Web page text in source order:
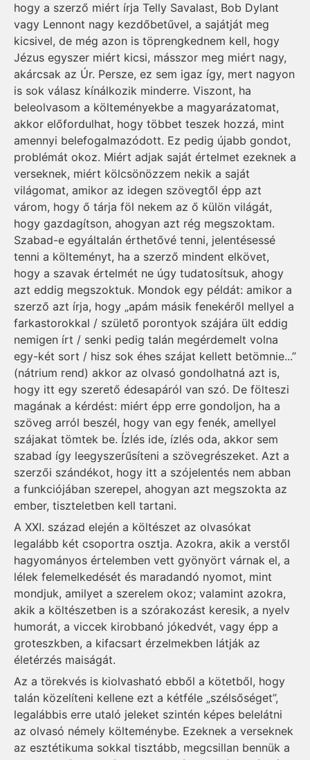
hogy a szerző miért írja Telly Savalast, Bob Dylant
vagy Lennont nagy kezdőbetűvel, a sajátját meg
kicsivel, de még azon is töprengkednem kell, hogy
Jézus egyszer miért kicsi, másszor meg miért nagy,
akárcsak az Úr. Persze, ez sem igaz így, mert nagyon
is sok válasz kínálkozik minderre. Viszont, ha
beleolvasom a költeményekbe a magyará­zatomat,
akkor előfordulhat, hogy többet teszek hozzá, mint
amennyi belefogalmazódott. Ez pedig újabb gondot,
problémát okoz. Miért adjak saját értelmet ezeknek a
verseknek, miért kölcsönözzem nekik a saját
világomat, amikor az idegen szövegtől épp azt
várom, hogy ő tárja föl nekem az ő külön világát,
hogy gazdagítson, ahogyan azt rég megszoktam.
Szabad-e egyáltalán érthetővé tenni, jelenté­sessé
tenni a költeményt, ha a szerző mindent elkövet,
hogy a szavak értelmét ne úgy tudatosítsuk, ahogy
azt eddig megszoktuk. Mondok egy példát: amikor a
szerző azt írja, hogy „apám másik feneké­ről mellyel a
farkastorokkal / születő porontyok szájára ült eddig
nemigen írt / senki pedig talán megérde­melt volna
egy-két sort / hisz sok éhes szájat kellett betömnie...”
(nátrium rend) akkor az olvasó gon­dolhatná azt is,
hogy itt egy szerető édesapáról van szó. De fölteszi
magának a kérdést: miért épp erre gondoljon, ha a
szöveg arról beszél, hogy van egy fenék, amellyel
szájakat tömtek be. Ízlés ide, ízlés oda, akkor sem
sza­bad így leegyszerűsíteni a szövegrészeket. Azt a
szerzői szándékot, hogy itt a szó­je­lentés nem abban
a funkciójában szerepel, ahogyan azt meg­szokta az
ember, tiszteletben kell tartani.
A XXI. század elején a költészet az olvasókat
legalább két csoportra osztja. Azokra, akik a verstől
hagyományos értelemben vett gyönyört várnak el, a
lélek felemelkedését és maradandó nyo­mot, mint
mondjuk, amilyet a szerelem okoz; valamint azokra,
akik a költészetben is a szórakozást keresik, a nyelv
humorát, a viccek kirobbanó jókedvét, vagy épp a
groteszkben, a kifacsart érzelmek­ben látják az
életérzés maiságát.
Az a törekvés is kiolvasható ebből a kötetből, hogy
talán közelíteni kellene ezt a kétféle „szél­sőséget”,
legalábbis erre utaló jeleket szintén képes belelátni
az olvasó némely költeménybe. Ezeknek a verseknek
az esztétikuma sokkal tisztább, megcsillan bennük a